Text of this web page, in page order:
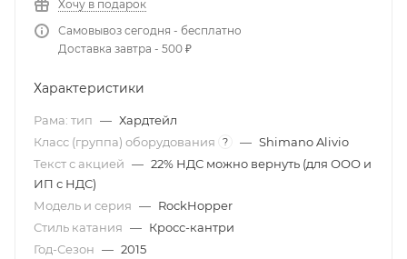
Хочу в подарок
Самовывоз сегодня - бесплатно
Доставка завтра - 500 ₽
Характеристики
Рама: тип — Хардтейл
Класс (группа) оборудования
? — Shimano Alivio
Текст с акцией — 22% НДС можно вернуть (для ООО и
ИП с НДС)
Модель и серия — RockHopper
Стиль катания — Кросс-кантри
Год-Сезон — 2015